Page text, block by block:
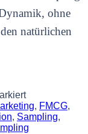
ohne
natürlichen
, FMCG,
, Sampling,